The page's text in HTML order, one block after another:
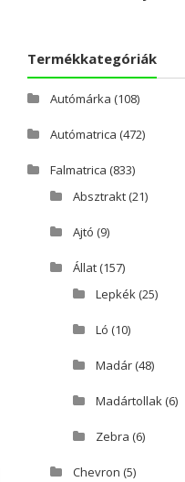
Termékkategóriák
Autómárka (108)
Autómatrica (472)
Falmatrica (833)
Absztrakt(21)
Ajtó (9)
Állat(157)
Lepkék(25)
Ló (10)
Madár(48)
Madártollak(6)
Zebra (6)
Chevron (5)